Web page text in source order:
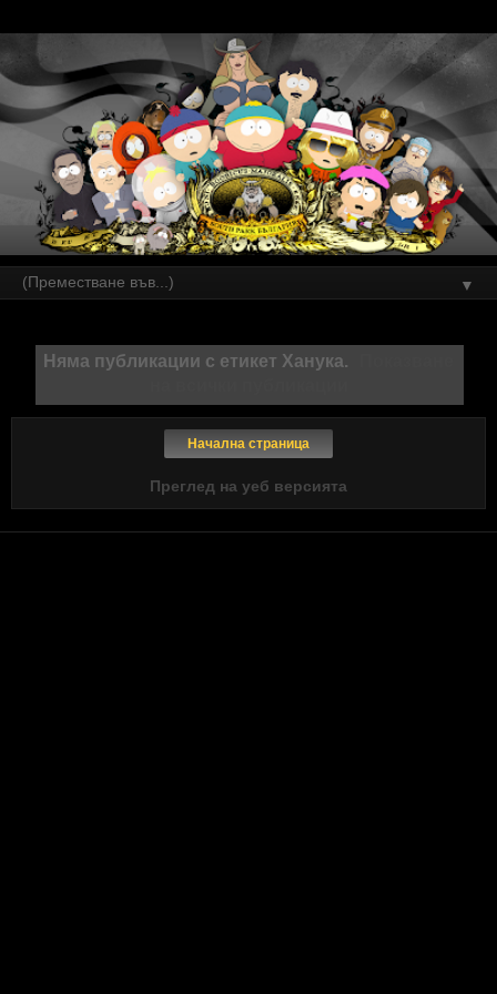
▼
Няма публикации с етикет Ханука.
Начална страница
Преглед на уеб версията